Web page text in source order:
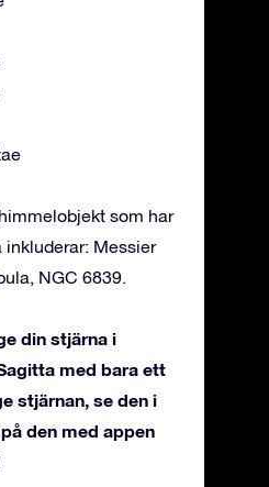
som har
Messier
NGC 6839.
din stjärna i
med bara ett
stjärnan, se den i
den med appen